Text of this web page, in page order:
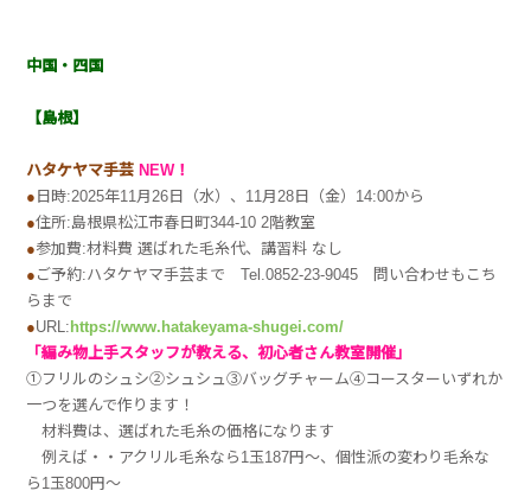
中国・四国
【島根】
ハタケヤマ手芸 NEW！
● 日時:2025年11月26日（水）、11月28日（金）14:00から
●住所:島根県松江市春日町344-10 2階教室
●参加費:材料費 選ばれた毛糸代、講習料 なし
● ご予約:ハタケヤマ手芸まで Tel.0852-23-9045 問い合わせもこち
らまで
●URL:https://www.hatakeyama-shugei.com/
「編み物上手スタッフが教える、初心者さん教室開催」
①フリルのシュシ②シュシュ③バッグチャーム④コースターいずれか
一つを選んで作ります！
材料費は、選ばれた毛糸の価格になります
例えば・・アクリル毛糸なら1玉187円～、個性派の変わり毛糸な
ら1玉800円～